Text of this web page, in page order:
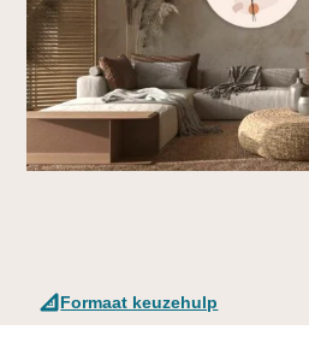
Formaat keuzehulp